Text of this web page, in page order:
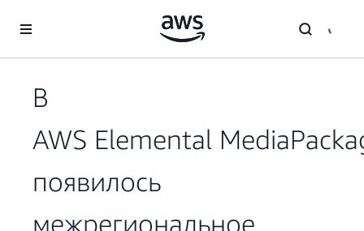
Перейти к главному контенту
В
AWS Elemental
появилось
межрегиональное